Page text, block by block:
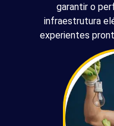
garantir o
infraestrutura
experientes